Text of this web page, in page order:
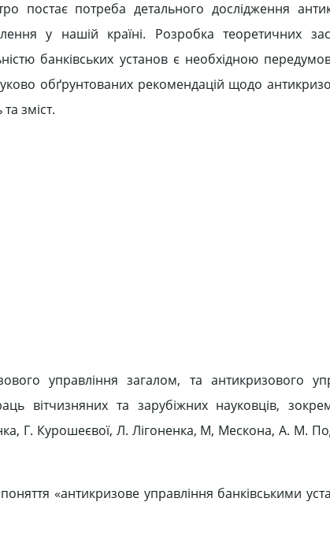
постає потреба детального дослідження
у нашій країні. Розробка теоретичних
банківських установ є необхідною
обґрунтованих рекомендацій щодо
зміст.
управління загалом, та антикризового
вітчизняних та зарубіжних науковців,
Г. Курошеєвої, Л. Лігоненка, М, Мескона, А. М.
«антикризове управління банківськими